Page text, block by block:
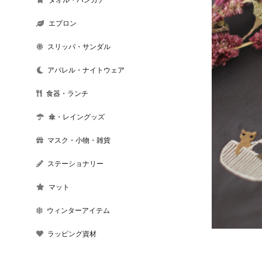
エプロン
スリッパ・サンダル
アパレル・ナイトウェア
食器・ランチ
傘・レイングッズ
マスク・小物・雑貨
ステーショナリー
マット
ウィンターアイテム
ラッピング資材